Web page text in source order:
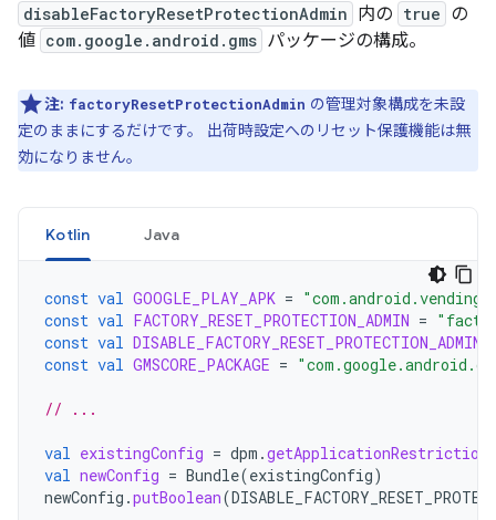
disableFactoryResetProtectionAdmin 内の true の
値 com.google.android.gms パッケージの構成。
注: factoryResetProtectionAdmin の管理対象構成を未設
定のままにするだけです。 出荷時設定へのリセット保護機能は無
効になりません。
Kotlin Java
const val GOOGLE_PLAY_APK = "com.android.vending"
const val FACTORY_RESET_PROTECTION_ADMIN =
const val DISABLE_FACTORY_RESET_PROTECTION_ADMIN
const val GMSCORE_PACKAGE =
// ...
val existingConfig = dpm .getApplicationRestrictions
val newConfig = Bundle(existingConfig)
newConfig .putBoolean(